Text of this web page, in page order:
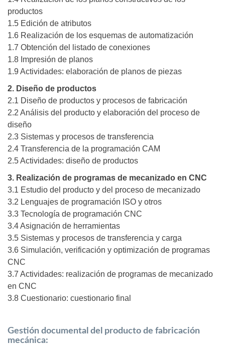
productos
1.5 Edición de atributos
1.6 Realización de los esquemas de automatización
1.7 Obtención del listado de conexiones
1.8 Impresión de planos
1.9 Actividades: elaboración de planos de piezas
2. Diseño de productos
2.1 Diseño de productos y procesos de fabricación
2.2 Análisis del producto y elaboración del proceso de
diseño
2.3 Sistemas y procesos de transferencia
2.4 Transferencia de la programación CAM
2.5 Actividades: diseño de productos
3. Realización de programas de mecanizado en CNC
3.1 Estudio del producto y del proceso de mecanizado
3.2 Lenguajes de programación ISO y otros
3.3 Tecnología de programación CNC
3.4 Asignación de herramientas
3.5 Sistemas y procesos de transferencia y carga
3.6 Simulación, verificación y optimización de programas
CNC
3.7 Actividades: realización de programas de mecanizado
en CNC
3.8 Cuestionario: cuestionario final
Gestión documental del producto de fabricación
mecánica: